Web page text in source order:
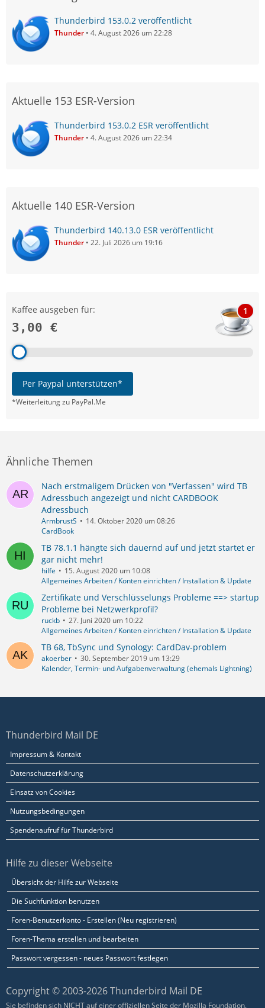
Thunderbird 153.0.2 veröffentlicht
Thunder 4. August 2026 um 22:28
Aktuelle 153 ESR-Version
Thunderbird 153.0.2 ESR veröffentlicht
Thunder 4. August 2026 um 22:34
Aktuelle 140 ESR-Version
Thunderbird 140.13.0 ESR veröffentlicht
Thunder 22. Juli 2026 um 19:16
Kaffee ausgeben für:
3,00 €
1
Per Paypal unterstützen*
*Weiterleitung zu PayPal.Me
Ähnliche Themen
Nach erstmaligem Drücken von "Verfassen" wird TB
Adressbuch angezeigt und nicht CARDBOOK
Adressbuch
ArmbrustS
14. Oktober 2020 um 08:26
CardBook
TB 78.1.1 hängte sich dauernd auf und jetzt startet er
gar nicht mehr!
hilfe
15. August 2020 um 10:08
Allgemeines Arbeiten / Konten einrichten / Installation & Update
Zertifikate und Verschlüsselungs Probleme ==> startup
Probleme bei Netzwerkprofil?
ruckb
27. Juni 2020 um 10:22
Allgemeines Arbeiten / Konten einrichten / Installation & Update
TB 68, TbSync und Synology: CardDav-problem
akoerber
30. September 2019 um 13:29
Kalender, Termin- und Aufgabenverwaltung (ehemals Lightning)
Thunderbird Mail DE
Impressum & Kontakt
Datenschutzerklärung
Einsatz von Cookies
Nutzungsbedingungen
Spendenaufruf für Thunderbird
Hilfe zu dieser Webseite
Übersicht der Hilfe zur Webseite
Die Suchfunktion benutzen
Foren-Benutzerkonto - Erstellen (Neu registrieren)
Foren-Thema erstellen und bearbeiten
Passwort vergessen - neues Passwort festlegen
Copyright © 2003-2026 Thunderbird Mail DE
Sie befinden sich NICHT auf einer offiziellen Seite der Mozilla Foundation.